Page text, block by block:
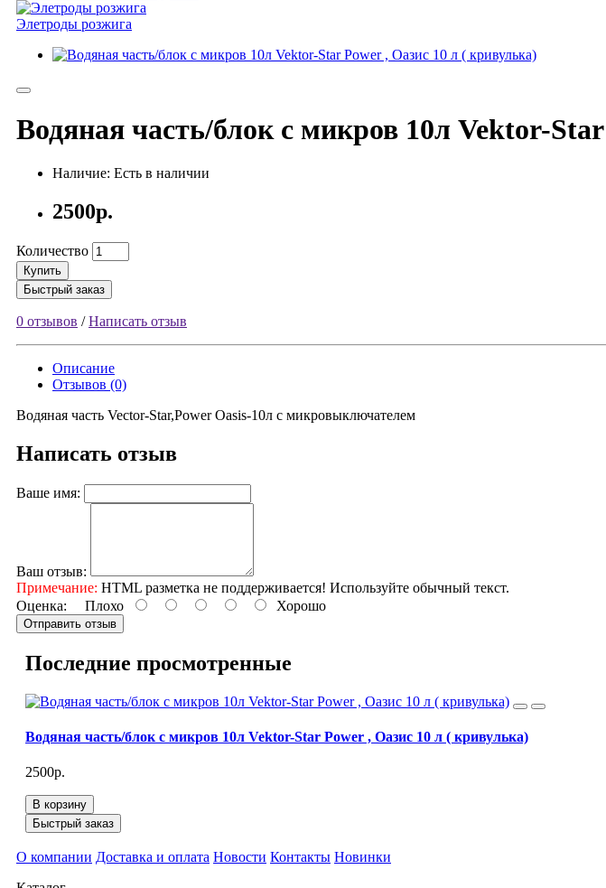
Элетроды розжига
Водяная часть/блок с микров 10л Vektor-
Наличие: Есть в наличии
2500р.
Количество
Купить
Быстрый заказ
0 отзывов /Написать отзыв
Описание
Отзывов (0)
Водяная часть Vector-Star,Power Oasis-10л с микровыключателем
Написать отзыв
Ваше имя:
Ваш отзыв:
Примечание: HTML разметка не поддерживается! Используйте обычный текст.
Оценка: Плохо Хорошо
Отправить отзыв
Последние просмотренные
Водяная часть/блок с микров 10л Vektor-Star Power , Оазис 10 л ( кривулька)
2500р.
В корзину
Быстрый заказ
О компании Доставка и оплата Новости Контакты Новинки